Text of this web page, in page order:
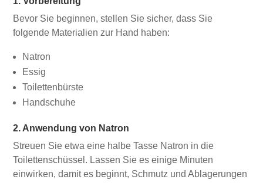
Bevor Sie beginnen, stellen Sie sicher, dass Sie
folgende Materialien zur Hand haben:
Natron
Essig
Toilettenbürste
Handschuhe
2. Anwendung von Natron
Streuen Sie etwa eine halbe Tasse Natron in die
Toilettenschüssel. Lassen Sie es einige Minuten
einwirken, damit es beginnt, Schmutz und Ablagerungen